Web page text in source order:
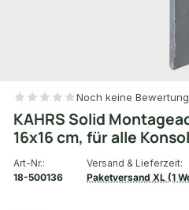
Noch keine
KAHRS Solid
16x16 cm, für alle
Art-Nr.:
18-500136
Versand & Lieferzeit:
Paketversand XL (1